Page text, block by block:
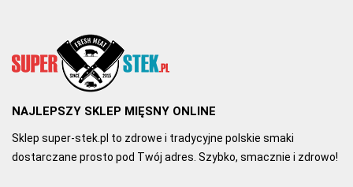
NAJLEPSZY SKLEP MIĘSNY ONLINE
Sklep super-stek.pl to zdrowe i tradycyjne polskie smaki
dostarczane prosto pod Twój adres. Szybko, smacznie i zdrowo!